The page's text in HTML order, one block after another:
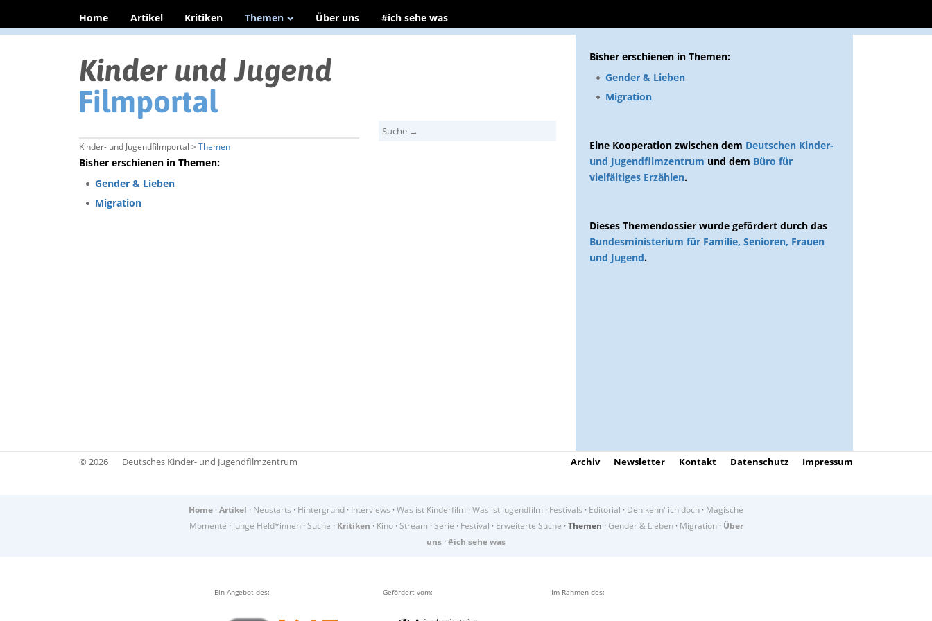
Home Artikel Kritiken Themen Über uns #ich sehe was
Kinder- und Jugendfilmportal > Themen
Bisher erschienen in Themen:
Gender & Lieben
Migration
Bisher erschienen in Themen:
Gender & Lieben
Migration
Eine Kooperation zwischen dem Deutschen Kinder-
und Jugendfilmzentrum und dem Büro für
vielfältiges Erzählen.
Dieses Themendossier wurde gefördert durch das
Bundesministerium für Familie, Senioren, Frauen
und Jugend.
© 2026 Deutsches Kinder- und Jugendfilmzentrum Archiv Newsletter Kontakt Datenschutz Impressum
Home · Artikel · Neustarts · Hintergrund · Interviews · Was ist Kinderfilm · Was ist Jugendfilm · Festivals · Editorial · Den kenn' ich doch · Magische
Momente · Junge Held*innen· Suche · Kritiken · Kino· Stream · Serie · Festival · Erweiterte Suche · Themen · Gender & Lieben· Migration· Über
uns · #ich sehe was
Ein Angebot des: Gefördert vom: Im Rahmen des: